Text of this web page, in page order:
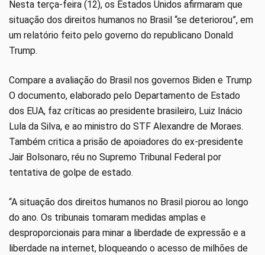
Nesta terça-feira (12), os Estados Unidos afirmaram que
situação dos direitos humanos no Brasil “se deteriorou”, em
um relatório feito pelo governo do republicano Donald
Trump.
Compare a avaliação do Brasil nos governos Biden e Trump
O documento, elaborado pelo Departamento de Estado
dos EUA, faz críticas ao presidente brasileiro, Luiz Inácio
Lula da Silva, e ao ministro do STF Alexandre de Moraes.
Também critica a prisão de apoiadores do ex-presidente
Jair Bolsonaro, réu no Supremo Tribunal Federal por
tentativa de golpe de estado.
“A situação dos direitos humanos no Brasil piorou ao longo
do ano. Os tribunais tomaram medidas amplas e
desproporcionais para minar a liberdade de expressão e a
liberdade na internet, bloqueando o acesso de milhões de